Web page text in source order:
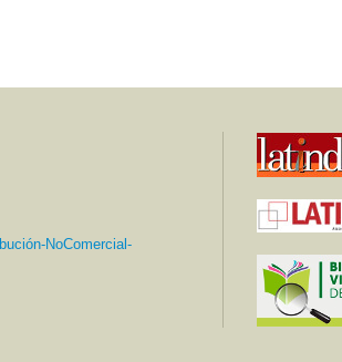
NoComercial-